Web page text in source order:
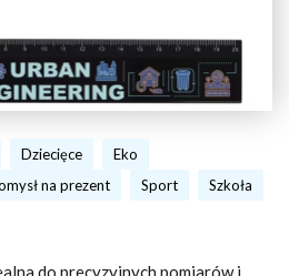
Dziecięce
Eko
na prezent Sport Szkoła
do precyzyjnych pomiarów i